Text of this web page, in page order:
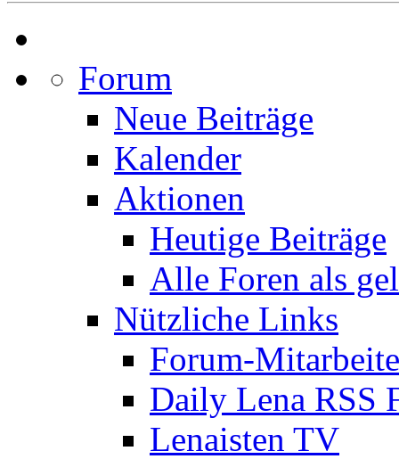
Forum
Neue Beiträge
Kalender
Aktionen
Heutige Beiträge
Alle Foren als
Nützliche Links
Forum-
Daily Lena RSS
Lenaisten TV